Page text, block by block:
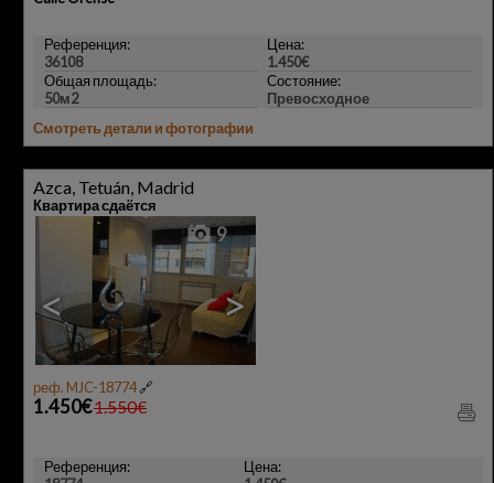
Референция:
36108
Цена:
1.450€
Общая площадь:
50м2
Состояние:
Превосходное
Смотреть детали и фотографии
Azca, Tetuán, Madrid
Квартира сдаётся
< >
9
реф. MJC-18774🔗
1.450€1.550€
Референция:
Цена: